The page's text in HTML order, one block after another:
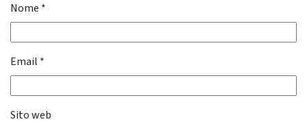
Nome *
Email *
Sito web